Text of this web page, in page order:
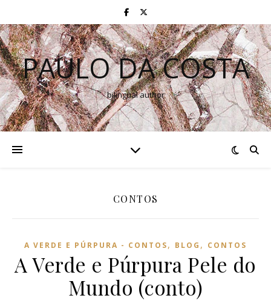
PAULO DA COSTA
bilingual author
CONTOS
A VERDE E PÚRPURA - CONTOS, BLOG , CONTOS
A Verde e Púrpura Pele do
Mundo (conto)